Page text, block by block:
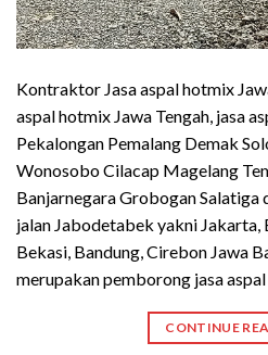
Kontraktor Jasa aspal hotmix
aspal hotmix Jawa Tengah, jasa
Pekalongan Pemalang Demak
Wonosobo Cilacap Magelang
Banjarnegara Grobogan Salatiga
jalan Jabodetabek yakni Jakarta,
Bekasi, Bandung, Cirebon Jawa
merupakan pemborong jasa
CONTINUE